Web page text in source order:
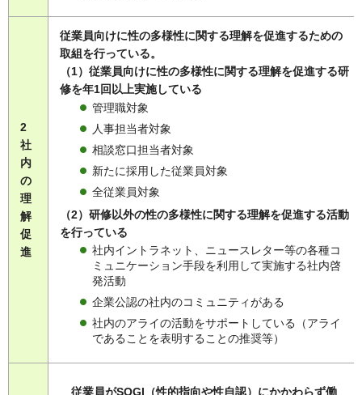
2
社
内
の
理
解
促
進
従業員向けに性の多様性に関する理解を促進するための
取組を行っている。
（1）従業員向けに性の多様性に関する理解を促進する研
修を年1回以上実施している
管理職対象
人事担当者対象
相談窓口担当者対象
新たに採用した従業員対象
全従業員対象
（2）研修以外の性の多様性に関する理解を促進する活動
を行っている
社内イントラネット、ニュースレター等の各種コ
ミュニケーション手段を利用して実施する社内啓
発活動
企業公認の社内のコミュニティがある
社内のアライの活動をサポートしている（アライ
であることを表明することの推奨等）
従業員がSOGI（性的指向や性自認）にかかわらず働